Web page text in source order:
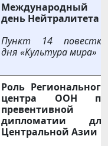
Международный
день Нейтралитета
Пункт 14 повестки
дня «Культура мира»
Роль Регионального
центра ООН по
превентивной
дипломатии для
Центральной Азии